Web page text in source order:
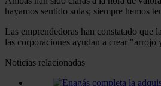
hayamos sentido solas; siempre hemos
Las emprendedoras han constatado
las corporaciones ayudan a crear
Noticias relacionadas